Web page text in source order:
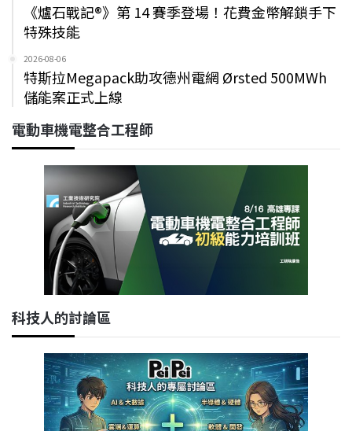
《爐石戰記®》第 14 賽季登場！花費金幣解鎖手下
特殊技能
2026-08-06
特斯拉Megapack助攻德州電網 Ørsted 500MWh
儲能案正式上線
電動車機電整合工程師
科技人的討論區